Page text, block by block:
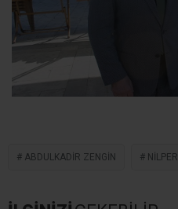
ABDULKADIR ZENGIN NILPERI